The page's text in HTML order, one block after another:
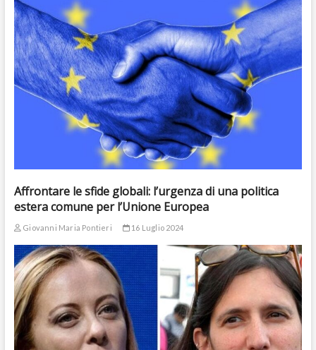
Affrontare le sfide globali: l’urgenza di una politica
estera comune per l’Unione Europea
Giovanni Maria Pontieri 16 Luglio 2024